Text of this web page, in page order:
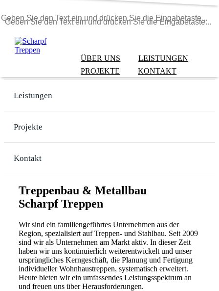
ÜBER UNS
LEISTUNGEN
PROJEKTE
KONTAKT
Leistungen
Projekte
Kontakt
Treppenbau & Metallbau
Scharpf Treppen
Wir sind ein familiengeführtes Unternehmen aus der
Region, spezialisiert auf Treppen- und Stahlbau. Seit 2009
sind wir als Unternehmen am Markt aktiv. In dieser Zeit
haben wir uns kontinuierlich weiterentwickelt und unser
ursprüngliches Kerngeschäft, die Planung und Fertigung
individueller Wohnhaustreppen, systematisch erweitert.
Heute bieten wir ein umfassendes Leistungsspektrum an
und freuen uns über Herausforderungen.